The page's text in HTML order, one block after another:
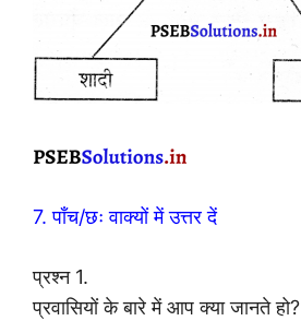
7. पाँच/छः वाक्यों में उत्तर दें
प्रश्न 1.
प्रवासियों के बारे में आप क्या जानते हो?